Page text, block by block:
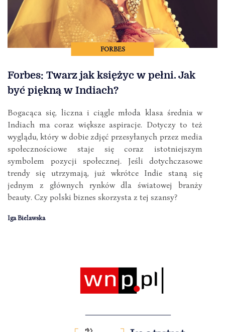
FORBES
Forbes: Twarz jak księżyc w pełni. Jak
być piękną w Indiach?
Bogacąca się, liczna i ciągle młoda klasa średnia w
Indiach ma coraz większe aspiracje. Dotyczy to też
wyglądu, który w dobie zdjęć przesyłanych przez media
społecznościowe staje się coraz istotniejszym
symbolem pozycji społecznej. Jeśli dotychczasowe
trendy się utrzymają, już wkrótce Indie staną się
jednym z głównych rynków dla światowej branży
beauty. Czy polski biznes skorzysta z tej szansy?
Iga Bielawska